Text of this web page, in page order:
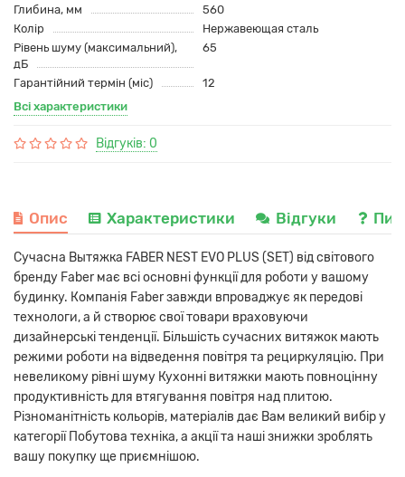
Глибина, мм
560
Колір
Нержавеющая сталь
Рівень шуму (максимальний),
дБ
65
Гарантійний термін (міс)
12
Всі характеристики
Відгуків: 0
Опис Характеристики Відгуки
Сучасна Вытяжка FABER NEST EVO PLUS (SET) від світового
бренду Faber має всі основні функції для роботи у вашому
будинку. Компанія Faber завжди впроваджує як передові
технологи, а й створює свої товари враховуючи
дизайнерські тенденції. Більшість сучасних витяжок мають
режими роботи на відведення повітря та рециркуляцію. При
невеликому рівні шуму Кухонні витяжки мають повноцінну
продуктивність для втягування повітря над плитою.
Різноманітність кольорів, матеріалів дає Вам великий вибір у
категорії Побутова техніка, а акції та наші знижки зроблять
вашу покупку ще приємнішою.